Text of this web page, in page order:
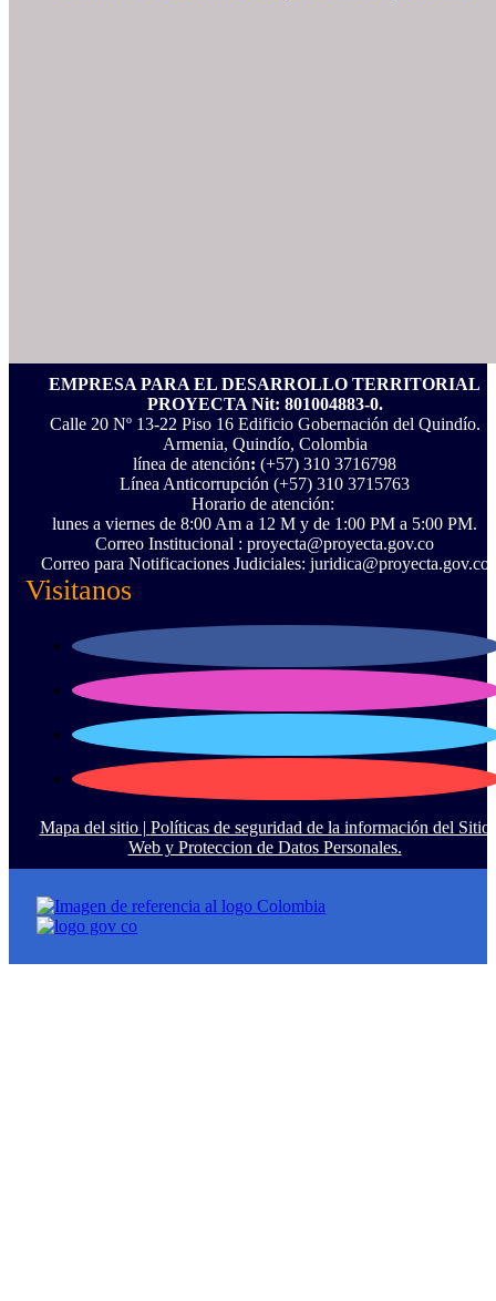
EMPRESA PARA EL DESARROLLO TERRITORIAL
PROYECTA Nit: 801004883-0.
Calle 20 Nº 13-22 Piso 16 Edificio Gobernación del Quindío.
Armenia, Quindío, Colombia
línea de atención: (+57) 310 3716798
Línea Anticorrupción ‪(+57) 310 3715763‬
Horario de atención:
lunes a viernes de 8:00 Am a 12 M y de 1:00 PM a 5:00 PM.
Correo Institucional : proyecta@proyecta.gov.co
Correo para Notificaciones Judiciales: juridica@proyecta.gov.co
Visitanos
Mapa del sitio | Políticas de seguridad de la información del Sitio
Web y Proteccion de Datos Personales.